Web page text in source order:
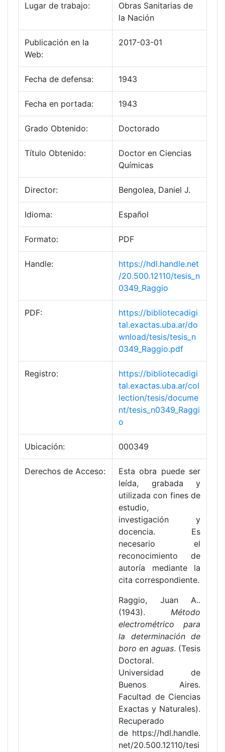
Lugar de trabajo:
Obras Sanitarias de
la Nación
Publicación en la
Web:
2017-03-01
Fecha de defensa: 1943
Fecha en portada: 1943
Grado Obtenido: Doctorado
Título Obtenido:
Doctor en Ciencias
Químicas
Director: Bengolea, Daniel J.
Idioma: Español
Formato: PDF
Handle:
https://hdl.handle.net
/20.500.12110/tesis_n
0349_Raggio
PDF:
https://bibliotecadigi
tal.exactas.uba.ar/do
wnload/tesis/tesis_n
0349_Raggio.pdf
Registro:
https://bibliotecadigi
tal.exactas.uba.ar/col
lection/tesis/docume
nt/tesis_n0349_Raggi
o
Ubicación: 000349
Derechos de Acceso:
Esta obra puede ser
leída, grabada y
utilizada con fines de
estudio,
investigación y
docencia. Es
necesario el
reconocimiento de
autoría mediante la
cita correspondiente.
Raggio, Juan A..
(1943). Método
electrométrico para
la determinación de
boro en aguas. (Tesis
Doctoral.
Universidad de
Buenos Aires.
Facultad de Ciencias
Exactas y Naturales).
Recuperado
de https://hdl.handle.
net/20.500.12110/tesi